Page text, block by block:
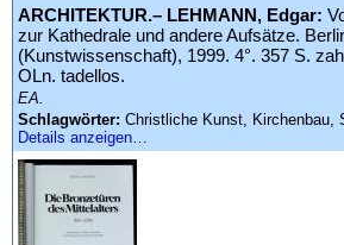
Impressum
ARCHITEKTUR.– LEHMANN, Edgar:
zur Kathedrale und andere Aufsätze.
(Kunstwissenschaft), 1999. 4°. 357 S.
OLn. tadellos.
EA.
Schlagwörter: Christliche Kunst, Kirchenbau,
Details anzeigen…